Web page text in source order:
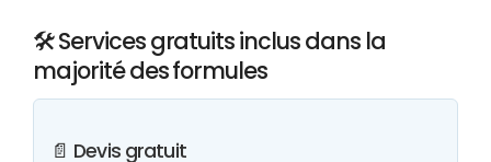
🛠️ Services gratuits inclus dans la
majorité des formules
📄 Devis gratuit